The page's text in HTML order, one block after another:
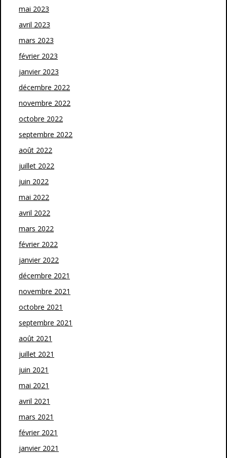
mai 2023
avril 2023
mars 2023
février 2023
janvier 2023
décembre 2022
novembre 2022
octobre 2022
septembre 2022
août 2022
juillet 2022
juin 2022
mai 2022
avril 2022
mars 2022
février 2022
janvier 2022
décembre 2021
novembre 2021
octobre 2021
septembre 2021
août 2021
juillet 2021
juin 2021
mai 2021
avril 2021
mars 2021
février 2021
janvier 2021